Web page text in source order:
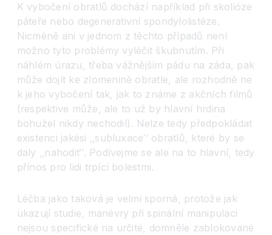
K vybočení obratlů dochází například při skolióze
páteře nebo degenerativní spondylolistéze.
Nicméně ani v jednom z těchto případů není
možno tyto problémy vyléčit škubnutím. Při
náhlém úrazu, třeba vážnějším pádu na záda, pak
může dojít ke zlomenině obratle, ale rozhodně ne
k jeho vybočení tak, jak to známe z akčních filmů
(respektive může, ale to už by hlavní hrdina
bohužel nikdy nechodil). Nelze tedy předpokládat
existenci jakési ‚‚subluxace‘‘ obratlů, které by se
daly ‚‚nahodit‘‘. Podívejme se ale na to hlavní, tedy
přínos pro lidi trpící bolestmi.
Léčba jako taková je velmi sporná, protože jak
ukazují studie, manévry při spinální manipulaci
nejsou specifické na určité, domněle zablokované